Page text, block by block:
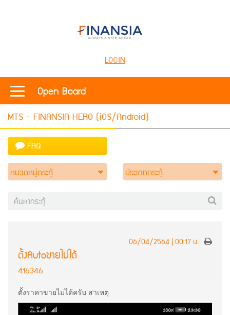
LOGIN
Open Board
MTS - FINANSIA HERO (iOS/Android)
FAQ
หมวดหมู่กระทู้
ประเภทกระทู้
06/04/2564 | 00:17 น.
ตั้งAutoขายไม่ได้
416346
ตั้งราคาขายไม่ได้ครับ สาเหตุ